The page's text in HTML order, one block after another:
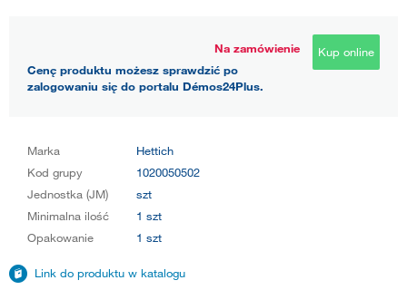
Na zamówienie
Cenę produktu możesz sprawdzić po
zalogowaniu się do portalu Démos24Plus.
Kup online
Marka
Hettich
Kod grupy
1020050502
Jednostka (JM)
szt
Minimalna ilość
1 szt
Opakowanie
1 szt
Link do produktu w katalogu